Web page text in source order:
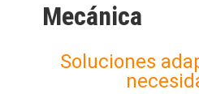
Mecánica
Soluciones